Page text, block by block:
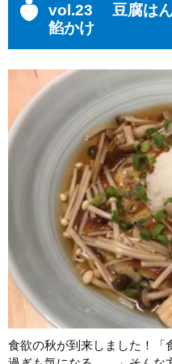
vol.23 豆腐はん
餡かけ
食欲の秋が到来しました！「